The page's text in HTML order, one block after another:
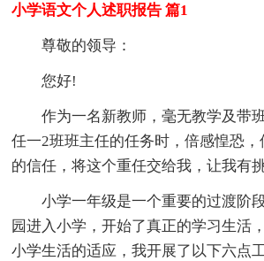
小学语文个人述职报告 篇1
尊敬的领导：
您好!
作为一名新教师，毫无教学及带
任一2班班主任的任务时，倍感惶恐
的信任，将这个重任交给我，让我有
小学一年级是一个重要的过渡阶
园进入小学，开始了真正的学习生活
小学生活的适应，我开展了以下六点